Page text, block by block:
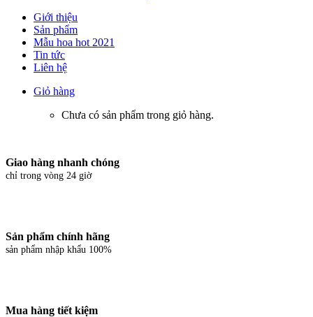
Giới thiệu
Sản phẩm
Mẫu hoa hot 2021
Tin tức
Liên hệ
Giỏ hàng
Chưa có sản phẩm trong giỏ hàng.
Giao hàng nhanh chóng
chỉ trong vòng 24 giờ
Sản phẩm chính hãng
sản phẩm nhập khẩu 100%
Mua hàng tiết kiệm